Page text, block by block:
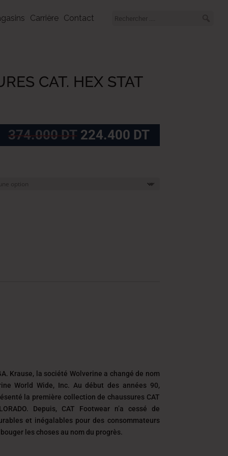
Carrière Contact
CAT. HEX STAT
374.000DT Le
prix
224.400 DTLe
prix
224.400
Krause, la société Wolverine a changé de nom
World Wide, Inc. Au début des années 90,
la première collection de chaussures CAT
Depuis, CAT Footwear n’a cessé de
et inégalables pour des consommateurs
les choses au nom du progrès.